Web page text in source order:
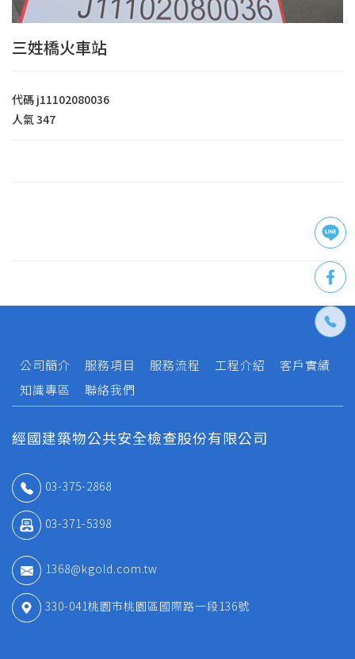
三姓橋火車站
代碼 j11102080036
人氣347
公司簡介 服務項目 服務流程 工程介紹
客戶實績
知識專區
聯絡我們
經國建築物公共安全檢查股份有限公司
03-375-2868
03-371-5398
1368@kgold.com.tw
330-041桃園市桃園區國際路一段136號